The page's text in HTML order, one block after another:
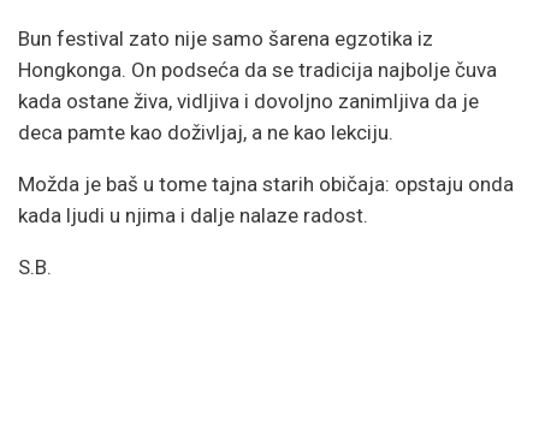
Bun festival zato nije samo šarena egzotika iz
Hongkonga. On podseća da se tradicija najbolje čuva
kada ostane živa, vidljiva i dovoljno zanimljiva da je
deca pamte kao doživljaj, a ne kao lekciju.
Možda je baš u tome tajna starih običaja: opstaju onda
kada ljudi u njima i dalje nalaze radost.
S.B.